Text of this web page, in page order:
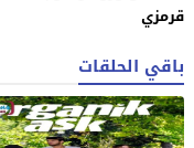
قرمزي
باقي الحلقات